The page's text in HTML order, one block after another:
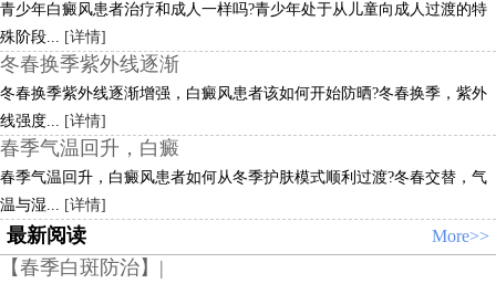
青少年白癜风患者治疗和成人一样吗?青少年处于从儿童向成人过渡的特
殊阶段... [详情]
冬春换季紫外线逐渐
冬春换季紫外线逐渐增强，白癜风患者该如何开始防晒?冬春换季，紫外
线强度... [详情]
春季气温回升，白癜
春季气温回升，白癜风患者如何从冬季护肤模式顺利过渡?冬春交替，气
温与湿... [详情]
最新阅读 More>>
【春季白斑防治】|